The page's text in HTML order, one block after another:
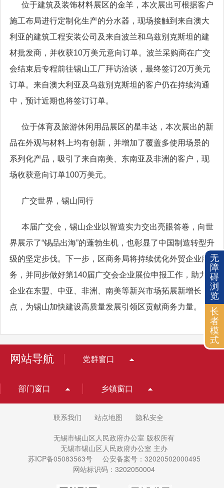
位于建筑及装饰材料展区的金羊，本次展出可根据客户
施工布局进行定制化生产的分水器，现场接触到来自澳大
利亚的建筑工程安装公司及来自波兰和乌兹别克斯坦的建
材批发商，并收获10万美元意向订单。波兰采购商在广交
会结束后专程前往锡山工厂拜访洽谈，最终签订20万美元
订单。来自澳大利亚及乌兹别克斯坦的客户仍在持续沟通
中，预计近期也将签订订单。
位于体育及旅游休闲用品展区的星丰达，本次展出的新
品在外观与材料上均有创新，并增加了覆盖多使用场景的
系列化产品，吸引了来自南美、东南亚及非洲的客户，现
场收获意向订单100万美元。
广交世界，锡山同行
本届广交会，锡山企业以智造实力交出亮眼答卷，向世
界展示了“锡品出海”的蓬勃生机，也彰显了中国制造转型升
级的坚定步伐。下一步，区商务局将持续优化外贸企业服
务，并同步做好第140届广交会企业展位申报工作，助力
企业在东盟、中亚、非洲、南美等新兴市场拓展新增长
点，为锡山加快建设高质量发展引领区贡献商务力量。
网站导航 党群窗口
部门窗口 乡镇窗口
联系我们 站点地图 隐私安全
无锡市锡山区人民政府办公室 版权所有
无锡市锡山区人民政府办公室 主办
苏ICP备05083563号
公安备案号：32020502000495
网站标识码：3202050004
无
障
碍
浏
览
长
者
模
式